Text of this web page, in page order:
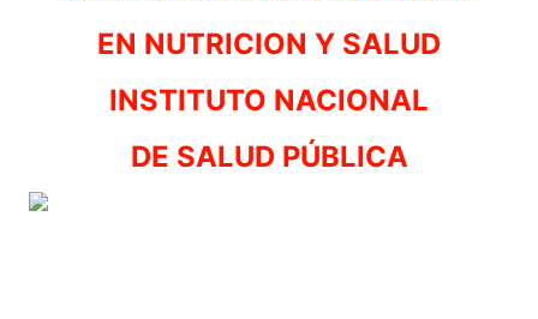
EN NUTRICION Y SALUD
INSTITUTO NACIONAL
DE SALUD PÚBLICA